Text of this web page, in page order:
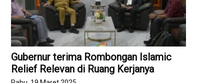
Gubernur terima Rombongan Islamic
Relief Relevan di Ruang Kerjanya